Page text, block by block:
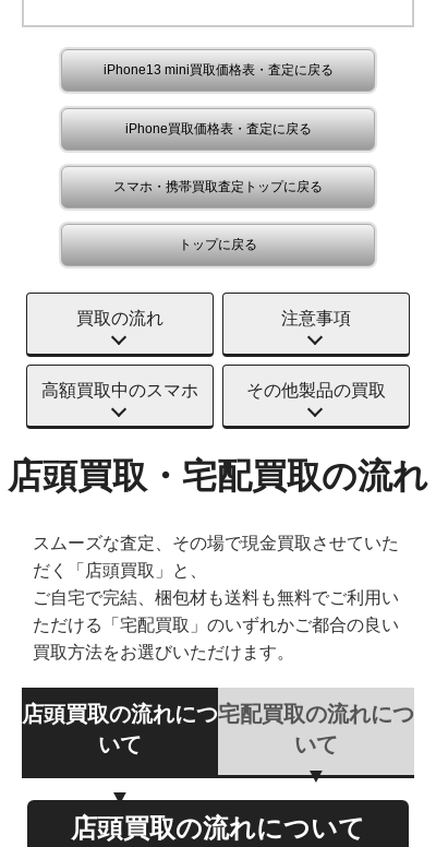
iPhone13 mini買取価格表・査定に戻る
iPhone買取価格表・査定に戻る
スマホ・携帯買取査定トップに戻る
トップに戻る
買取の流れ 注意事項
高額買取中のスマホ その他製品の買取
店頭買取・宅配買取の流れ
スムーズな査定、その場で現金買取させていた
だく「店頭買取」と、
ご自宅で完結、梱包材も送料も無料でご利用い
ただける「宅配買取」のいずれかご都合の良い
買取方法をお選びいただけます。
店頭買取の流れにつ
いて
宅配買取の流れにつ
いて
店頭買取の流れについて